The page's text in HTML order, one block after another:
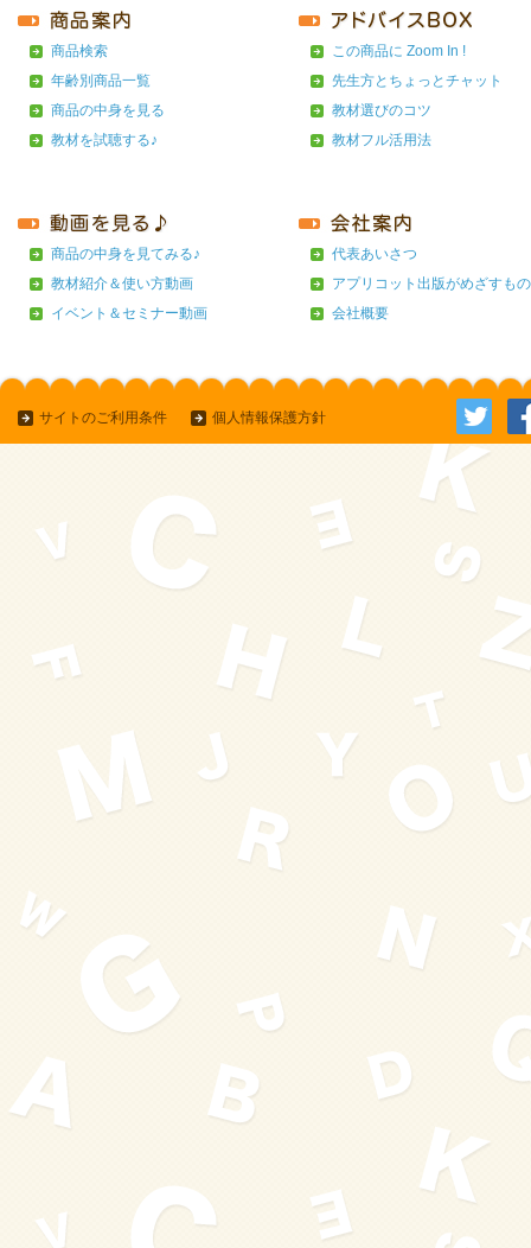
商品検索
年齢別商品一覧
商品の中身を見る
教材を試聴する♪
この商品に Zoom In !
先生方とちょっとチャット
教材選びのコツ
教材フル活用法
商品の中身を見てみる♪
教材紹介＆使い方動画
イベント＆セミナー動画
代表あいさつ
アプリコット出版がめざすもの
会社概要
サイトのご利用条件 個人情報保護方針